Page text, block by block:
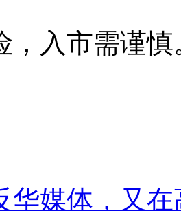
，入市需谨
华媒体，又